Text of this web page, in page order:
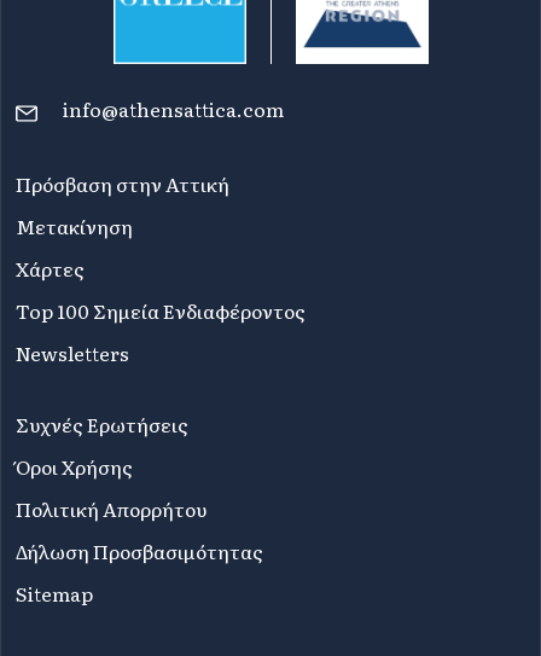
info@athensattica.com
Πρόσβαση στην Αττική
Μετακίνηση
Χάρτες
Top 100 Σημεία Ενδιαφέροντος
Newsletters
Συχνές Ερωτήσεις
Όροι Χρήσης
Πολιτική Απορρήτου
Δήλωση Προσβασιμότητας
Sitemap